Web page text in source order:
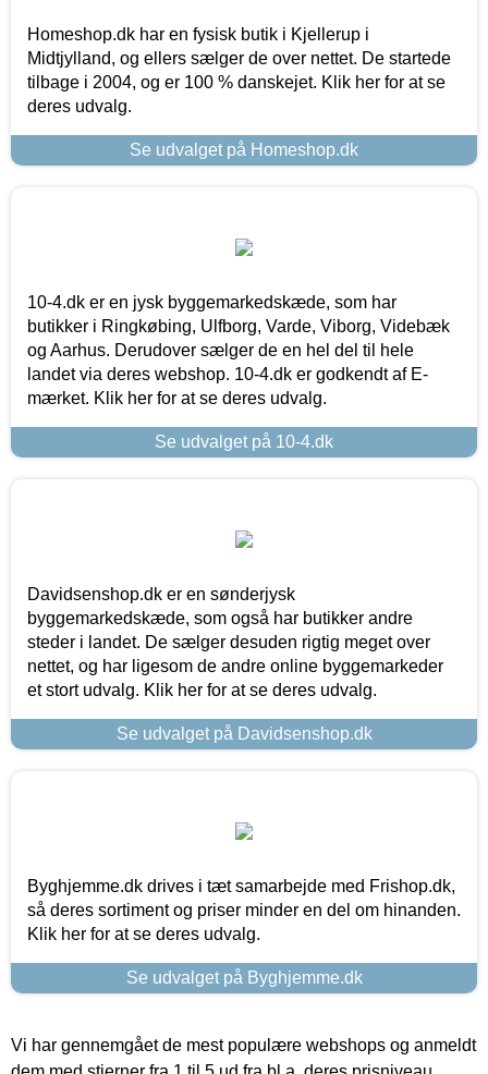
Homeshop.dk har en fysisk butik i Kjellerup i
Midtjylland, og ellers sælger de over nettet. De startede
tilbage i 2004, og er 100 % danskejet. Klik her for at se
deres udvalg.
Se udvalget på Homeshop.dk
10-4.dk er en jysk byggemarkedskæde, som har
butikker i Ringkøbing, Ulfborg, Varde, Viborg, Videbæk
og Aarhus. Derudover sælger de en hel del til hele
landet via deres webshop. 10-4.dk er godkendt af E-
mærket. Klik her for at se deres udvalg.
Se udvalget på 10-4.dk
Davidsenshop.dk er en sønderjysk
byggemarkedskæde, som også har butikker andre
steder i landet. De sælger desuden rigtig meget over
nettet, og har ligesom de andre online byggemarkeder
et stort udvalg. Klik her for at se deres udvalg.
Se udvalget på Davidsenshop.dk
Byghjemme.dk drives i tæt samarbejde med Frishop.dk,
så deres sortiment og priser minder en del om hinanden.
Klik her for at se deres udvalg.
Se udvalget på Byghjemme.dk
Vi har gennemgået de mest populære webshops og anmeldt